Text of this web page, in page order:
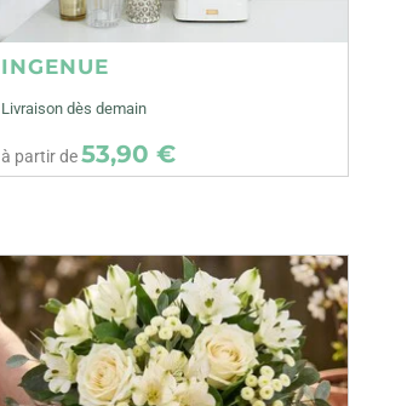
INGENUE
Livraison dès demain
à partir de53,90 €